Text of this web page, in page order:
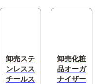
卸売ステ
ンレスス
チールス
卸売化粧
品オーガ
ナイザー